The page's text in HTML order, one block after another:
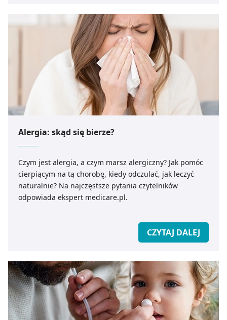
Alergia: skąd się bierze?
Czym jest alergia, a czym marsz alergiczny? Jak pomóc
cierpiącym na tą chorobę, kiedy odczulać, jak leczyć
naturalnie? Na najczęstsze pytania czytelników
odpowiada ekspert medicare.pl.
CZYTAJ DALEJ